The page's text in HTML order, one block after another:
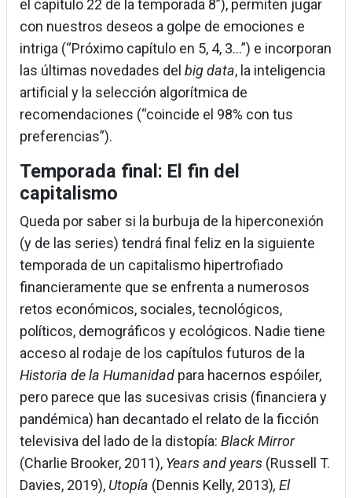
el capítulo 22 de la temporada 8”), permiten jugar
con nuestros deseos a golpe de emociones e
intriga (“Próximo capítulo en 5, 4, 3…”) e incorporan
las últimas novedades del big data, la inteligencia
artificial y la selección algorítmica de
recomendaciones (“coincide el 98% con tus
preferencias”).
Temporada final: El fin del
capitalismo
Queda por saber si la burbuja de la hiperconexión
(y de las series) tendrá final feliz en la siguiente
temporada de un capitalismo hipertrofiado
financieramente que se enfrenta a numerosos
retos económicos, sociales, tecnológicos,
políticos, demográficos y ecológicos. Nadie tiene
acceso al rodaje de los capítulos futuros de la
Historia de la Humanidad para hacernos espóiler,
pero parece que las sucesivas crisis (financiera y
pandémica) han decantado el relato de la ficción
televisiva del lado de la distopía: Black Mirror
(Charlie Brooker, 2011), Years and years (Russell T.
Davies, 2019), Utopía (Dennis Kelly, 2013), El